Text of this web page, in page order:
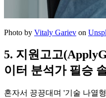
Photo by Vitaly Gariev on
5. 지원고고
이터 분석가 필승
혼자서 끙끙대며 '기술 나열